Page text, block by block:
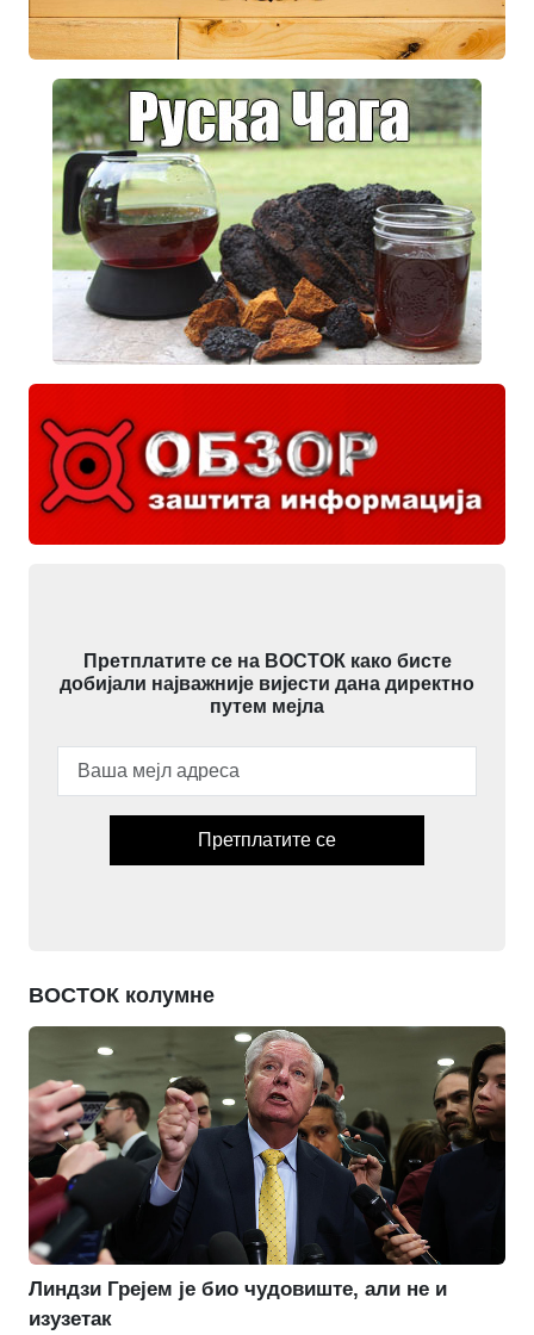
Претплатите се на ВОСТОК како бисте
добијали најважније вијести дана директно
путем мејла
Претплатите се
ВОСТОК колумне
Линдзи Грејем је био чудовиште, али не и
изузетак